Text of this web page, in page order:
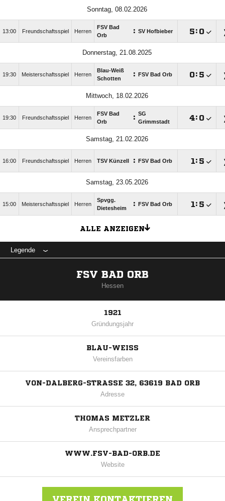
Sonntag, 08.02.2026
13:00 Freundschaftsspiel Herren
FSV Bad
Orb
: SV Hofbieber : 
Donnerstag, 21.08.2025
19:30 Meisterschaftsspiel Herren
Blau-Weiß
Schotten
: FSV Bad Orb : 
Mittwoch, 18.02.2026
19:30 Freundschaftsspiel Herren
FSV Bad
Orb
: SG
Grimmstadt
: 
Samstag, 21.02.2026
16:00 Freundschaftsspiel Herren TSV Künzell : FSV Bad Orb : 
Samstag, 23.05.2026
15:00 Meisterschaftsspiel Herren
Spvgg.
Dietesheim
: FSV Bad Orb : 
ALLE ANZEIGEN
Legende
FSV BAD ORB
Hessen
1921
Gründungsjahr
BLAU-WEISS
Vereinsfarben
VON-DALBERG-STRASSE 32, 63619 BAD ORB
Adresse
THOMAS METZLER
Ansprechpartner
WWW.FSV-BAD-ORB.DE
Website